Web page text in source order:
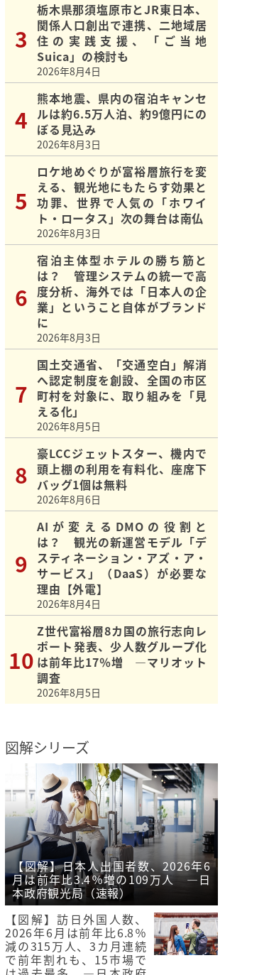
栃木県那須塩原市とJR東日本、
関係人口創出で連携、二地域居
住の実践支援、「ご当地
Suica」の検討も
2026年8月4日
熊本地震、県内の宿泊キャンセ
ルは約6.5万人泊、約9億円にの
ぼる見込み
2026年8月3日
ロケ地めぐりが富裕層旅行を変
える、観光地にもたらす効果と
功罪、世界で人気の「ホワイ
ト・ロータス」次の舞台は南仏
2026年8月3日
宿泊主体型ホテルの勝ち筋と
は？ 管理システムの統一で高
度分析、海外では「日本人の企
業」ということ自体がブランド
に
2026年8月3日
国土交通省、「交通空白」解消
へ認定制度を創設、全国の市区
町村を対象に、取り組みを「見
える化」
2026年8月5日
豪LCCジェットスター、機内で
頭上棚の利用を有料化、座席下
バッグ1個は無料
2026年8月6日
AIが変えるDMOの役割と
は？ 観光の新運営モデル「デ
スティネーション・アズ・ア・
サービス」（DaaS）が必要な
理由【外電】
2026年8月4日
Z世代富裕層8カ国の旅行志向レ
ポート発表、少人数グループ化
は前年比17％増 ―マリオット
調査
2026年8月5日
図解シリーズ
【図解】日本人出国者数、2026年6
月は前年比3.4％増の109万人 ―日
本政府観光局（速報）
【図解】訪日外国人数、
2026年6月は前年比6.8％
減の315万人、3カ月連続
で前年割れも、15市場で